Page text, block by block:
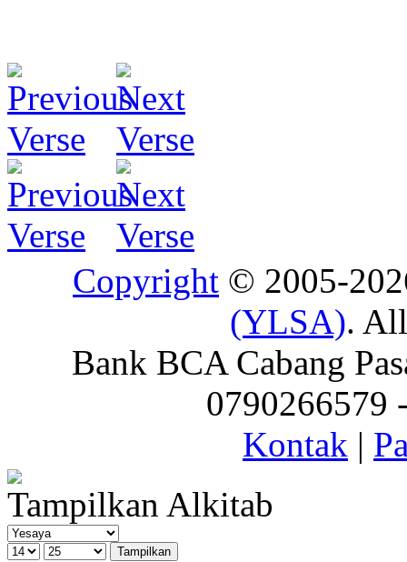
Copyright © 2005-
(YLSA).
Bank BCA Cabang
0790266579
Kontak |
Tampilkan Alkitab